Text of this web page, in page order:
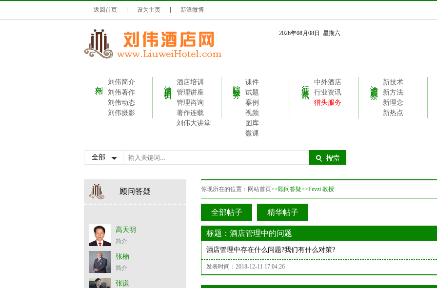
返回首页 设为主页 新浪微博
2026年08月08日 星期六
刘伟简介
刘伟著作
刘伟动态
刘伟摄影
酒店培训
管理讲座
管理咨询
著作连载
刘伟大讲堂
课件
试题
案例
视频
图库
微课
中外酒店
行业资讯
猎头服务
新技术
新方法
新理念
新热点
顾问答疑
高天明
简介
张楠
简介
张谦
你现所在的位置： 网站首页>>顾问答疑>>Fevzi 教授
全部帖子 精华帖子
标题：酒店管理中的问题
酒店管理中存在什么问题?我们有什么对策?
发表时间：2018-12-11 17:04:26